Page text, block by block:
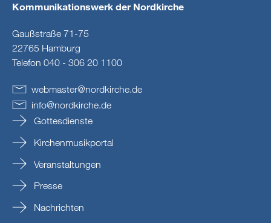
Kommunikationswerk der Nordkirche
Gaußstraße 71-75
22765 Hamburg
Telefon 040 - 306 20 1100
webmaster@nordkirche.de
info@nordkirche.de
Gottesdienste
Kirchenmusikportal
Veranstaltungen
Presse
Nachrichten